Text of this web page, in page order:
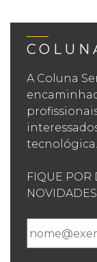
A Coluna
tecnológica.
FIQUE POR